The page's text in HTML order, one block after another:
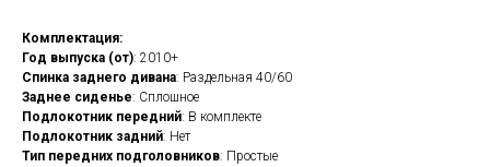
Комплектация:
Год выпуска (от): 2010+
Спинка заднего дивана: Раздельная 40/60
Заднее сиденье: Сплошное
Подлокотник передний: В комплекте
Подлокотник задний: Нет
Тип передних подголовников: Простые